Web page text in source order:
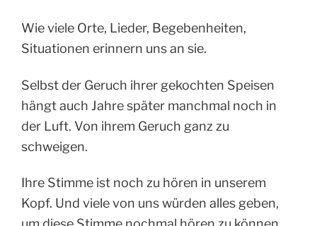
Wie viele Orte, Lieder, Begebenheiten,
Situationen erinnern uns an sie.
Selbst der Geruch ihrer gekochten Speisen
hängt auch Jahre später manchmal noch in
der Luft. Von ihrem Geruch ganz zu
schweigen.
Ihre Stimme ist noch zu hören in unserem
Kopf. Und viele von uns würden alles geben,